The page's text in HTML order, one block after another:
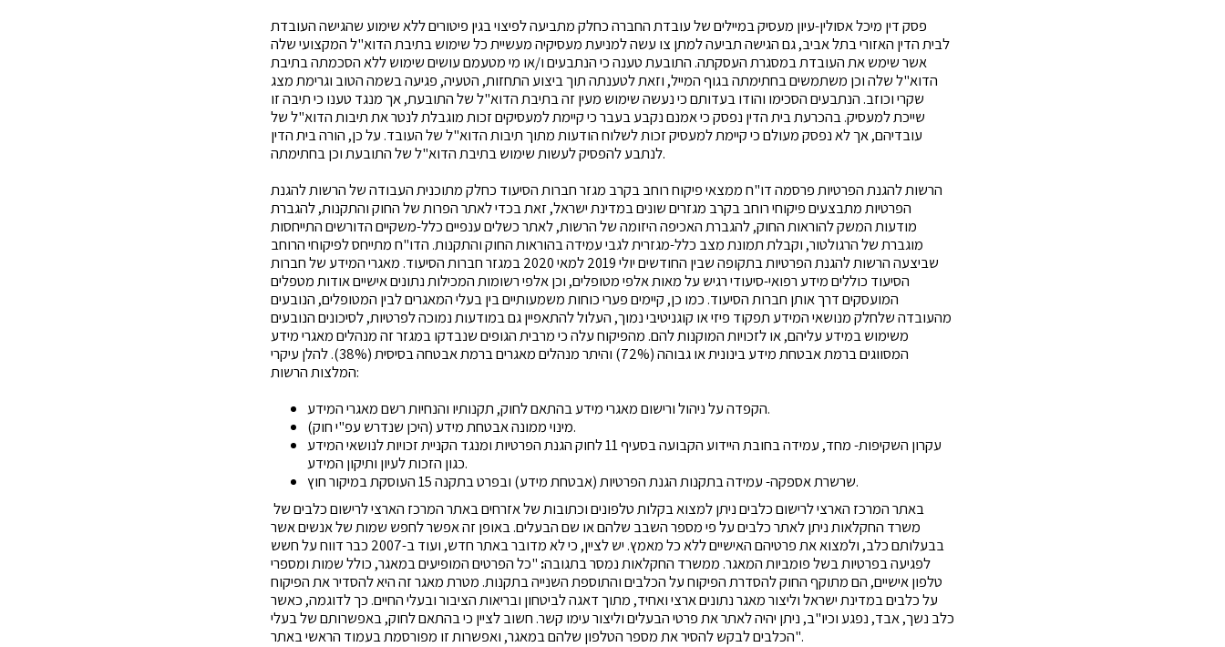
פסק דין מיכל אסולין-עיון מעסיק במיילים של עובדת החברהכחלק מתביעה לפיצוי בגין פיטורים ללא שימוע שהגישה העובדת
לבית הדין האזורי בתל אביב, גם הגישה תביעה למתן צו עשה למניעת מעסיקיה מעשיית כל שימוש בתיבת הדוא"ל המקצועי שלה
אשר שימש את העובדת במסגרת העסקתה. התובעת טענה כי הנתבעים ו/או מי מטעמם עושים שימוש ללא הסכמתה בתיבת
הדוא"ל שלה וכן משתמשים בחתימתה בגוף המייל, וזאת לטענתה תוך ביצוע התחזות, הטעיה, פגיעה בשמה הטוב וגרימת מצג
שקרי וכוזב. הנתבעים הסכימו והודו בעדותם כי נעשה שימוש מעין זה בתיבת הדוא"ל של התובעת, אך מנגד טענו כי תיבה זו
שייכת למעסיק. בהכרעת בית הדין נפסק כי אמנם נקבע בעבר כי קיימת למעסיקים זכות מוגבלת לנטר את תיבות הדוא"ל של
עובדיהם, אך לא נפסק מעולם כי קיימת למעסיק זכות לשלוח הודעות מתוך תיבות הדוא"ל של העובד. על כן, הורה בית הדין
לנתבע להפסיק לעשות שימוש בתיבת הדוא"ל של התובעת וכן בחתימתה.
הרשות להגנת הפרטיות פרסמה דו"ח ממצאי פיקוח רוחב בקרב מגזר חברות הסיעוד כחלק מתוכנית העבודה של הרשות להגנת
הפרטיות מתבצעים פיקוחי רוחב בקרב מגזרים שונים במדינת ישראל, זאת בכדי לאתר הפרות של החוק והתקנות, להגברת
מודעות המשק להוראות החוק, להגברת האכיפה היזומה של הרשות, לאתר כשלים ענפיים כלל-משקיים הדורשים התייחסות
מוגברת של הרגולטור, וקבלת תמונת מצב כלל-מגזרית לגבי עמידה בהוראות החוק והתקנות. הדו"ח מתייחס לפיקוחי הרוחב
שביצעה הרשות להגנת הפרטיות בתקופה שבין החודשים יולי 2019 למאי 2020 במגזר חברות הסיעוד. מאגרי המידע של חברות
הסיעוד כוללים מידע רפואי-סיעודי רגיש על מאות אלפי מטופלים, וכן אלפי רשומות המכילות נתונים אישיים אודות מטפלים
המועסקים דרך אותן חברות הסיעוד. כמו כן, קיימים פערי כוחות משמעותיים בין בעלי המאגרים לבין המטופלים, הנובעים
מהעובדה שלחלק מנושאי המידע תפקוד פיזי או קוגניטיבי נמוך, העלול להתאפיין גם במודעות נמוכה לפרטיות, לסיכונים הנובעים
משימוש במידע עליהם, או לזכויות המוקנות להם. מהפיקוח עלה כי מרבית הגופים שנבדקו במגזר זה מנהלים מאגרי מידע
המסווגים ברמת אבטחת מידע בינונית או גבוהה (72%) והיתר מנהלים מאגרים ברמת אבטחה בסיסית (38%). להלן עיקרי
המלצות הרשות:
הקפדה על ניהול ורישום מאגרי מידע בהתאם לחוק, תקנותיו והנחיות רשם מאגרי המידע.
מינוי ממונה אבטחת מידע (היכן שנדרש עפ"י חוק).
עקרון השקיפות- מחד, עמידה בחובת היידוע הקבועה בסעיף 11 לחוק הגנת הפרטיות ומנגד הקניית זכויות לנושאי המידע
כגון הזכות לעיון ותיקון המידע.
שרשרת אספקה- עמידה בתקנות הגנת הפרטיות (אבטחת מידע) ובפרט בתקנה 15 העוסקת במיקור חוץ.
באתר המרכז הארצי לרישום כלבים ניתן למצוא בקלות טלפונים וכתובות של אזרחיםבאתרהמרכז הארצי לרישום כלביםשל
משרד החקלאות ניתן לאתר כלבים על פי מספר השבב שלהם או שם הבעלים. באופן זה אפשר לחפש שמות של אנשים אשר
בבעלותם כלב, ולמצוא את פרטיהם האישיים ללא כל מאמץ. יש לציין, כי לא מדובר באתר חדש, ועוד ב-2007 כבר דווח על חשש
לפגיעה בפרטיות בשל פומביות המאגר. ממשרד החקלאות נמסר בתגובה: "כל הפרטים המופיעים במאגר, כולל שמות ומספרי
טלפון אישיים, הם מתוקף החוק להסדרת הפיקוח על הכלבים והתוספת השנייה בתקנות. מטרת מאגר זה היא להסדיר את הפיקוח
על כלבים במדינת ישראל וליצור מאגר נתונים ארצי ואחיד, מתוך דאגה לביטחון ובריאות הציבור ובעלי החיים. כך לדוגמה, כאשר
כלב נשך, אבד, נפגע וכיו"ב, ניתן יהיה לאתר את פרטי הבעלים וליצור עימו קשר. חשוב לציין כי בהתאם לחוק, באפשרותם של בעלי
הכלבים לבקש להסיר את מספר הטלפון שלהם במאגר, ואפשרות זו מפורסמת בעמוד הראשי באתר".